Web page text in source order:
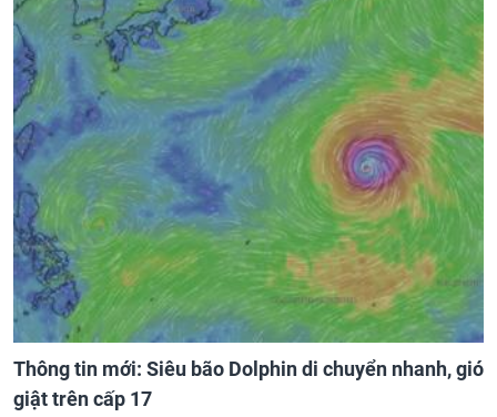
Thông tin mới: Siêu bão Dolphin di chuyển nhanh, gió
giật trên cấp 17